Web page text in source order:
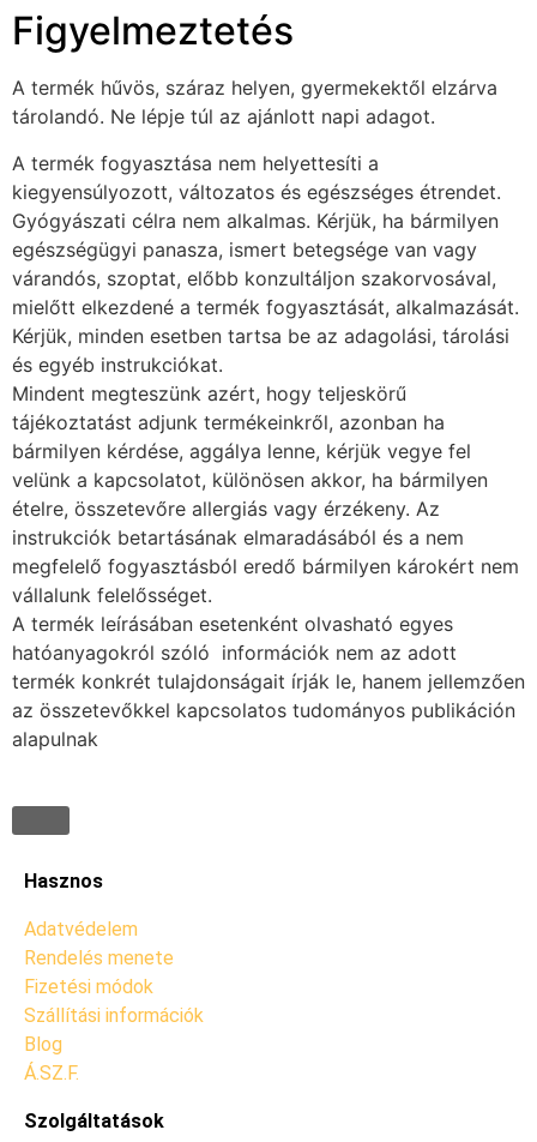
Figyelmeztetés
A termék hűvös, száraz helyen, gyermekektől elzárva
tárolandó. Ne lépje túl az ajánlott napi adagot.
A termék fogyasztása nem helyettesíti a
kiegyensúlyozott, változatos és egészséges étrendet.
Gyógyászati célra nem alkalmas. Kérjük, ha bármilyen
egészségügyi panasza, ismert betegsége van vagy
várandós, szoptat, előbb konzultáljon szakorvosával,
mielőtt elkezdené a termék fogyasztását, alkalmazását.
Kérjük, minden esetben tartsa be az adagolási, tárolási
és egyéb instrukciókat.
Mindent megteszünk azért, hogy teljeskörű
tájékoztatást adjunk termékeinkről, azonban ha
bármilyen kérdése, aggálya lenne, kérjük vegye fel
velünk a kapcsolatot, különösen akkor, ha bármilyen
ételre, összetevőre allergiás vagy érzékeny. Az
instrukciók betartásának elmaradásából és a nem
megfelelő fogyasztásból eredő bármilyen károkért nem
vállalunk felelősséget.
A termék leírásában esetenként olvasható egyes
hatóanyagokról szóló információk nem az adott
termék konkrét tulajdonságait írják le, hanem jellemzően
az összetevőkkel kapcsolatos tudományos publikáción
alapulnak
Hasznos
Adatvédelem
Rendelés menete
Fizetési módok
Szállítási információk
Blog
Á.SZ.F.
Szolgáltatások